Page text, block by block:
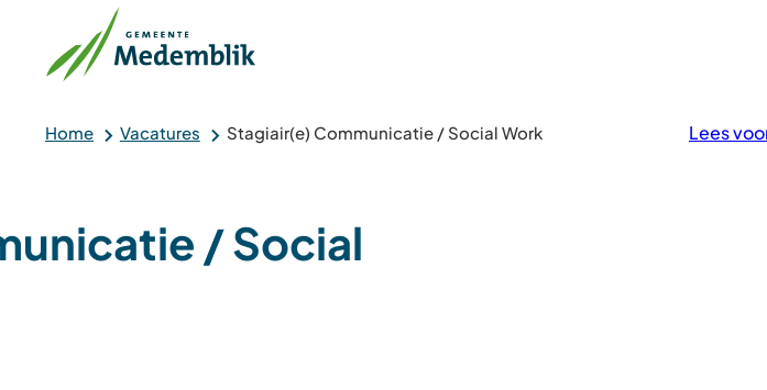
Home Vacatures Stagiair(e) Communicatie / Social Work Lees
/ Social